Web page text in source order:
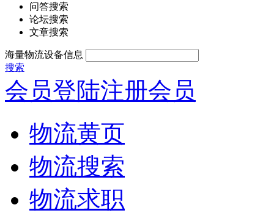
问答搜索
论坛搜索
文章搜索
海量物流设备信息
搜索
会员登陆注册会员
物流黄页
物流搜索
物流求职